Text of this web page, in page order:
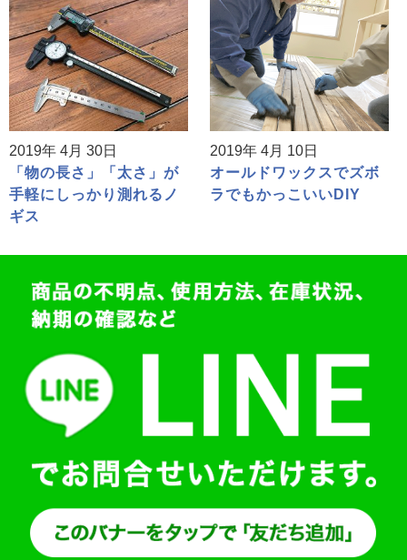
2019年 4月 30日
「物の長さ」「太さ」が
手軽にしっかり測れるノ
ギス
2019年 4月 10日
オールドワックスでズボ
ラでもかっこいいDIY